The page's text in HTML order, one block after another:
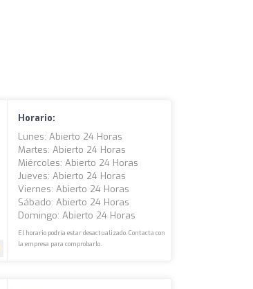
Horario:
Lunes: Abierto 24 Horas
Martes: Abierto 24 Horas
Miércoles: Abierto 24 Horas
Jueves: Abierto 24 Horas
Viernes: Abierto 24 Horas
Sábado: Abierto 24 Horas
Domingo: Abierto 24 Horas
El horario podría estar desactualizado. Contacta con
la empresa para comprobarlo.